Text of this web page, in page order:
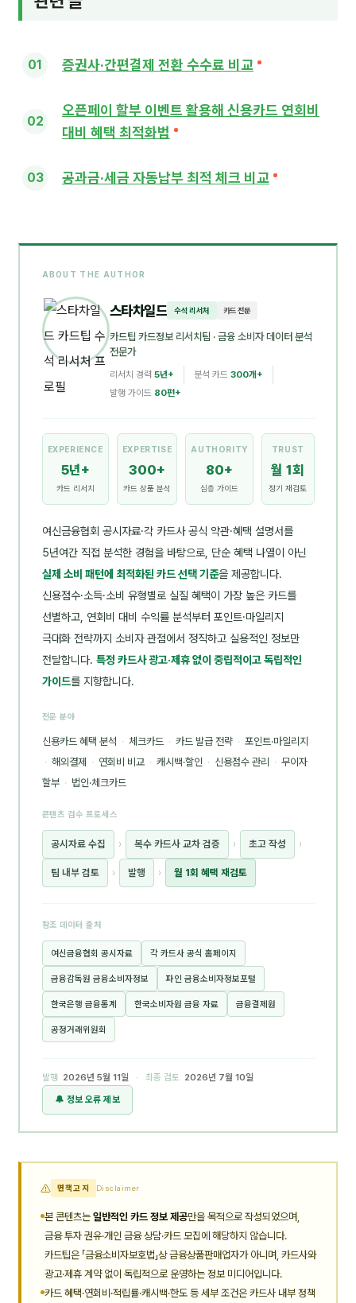
증권사·간편결제 전환 수수료 비교
오픈페이 할부 이벤트 활용해 신용카드 연회비
대비 혜택 최적화법
공과금·세금 자동납부 최적 체크 비교
ABOUT THE AUTHOR
스타차일드 수석 리서처 카드 전문
카드팁 카드정보 리서치팀 · 금융 소비자 데이터 분석
전문가
리서치 경력 5년+ 분석 카드 300개+
발행 가이드 80편+
EXPERIENCE
5년+
카드 리서치
EXPERTISE
300+
카드 상품 분석
AUTHORITY
80+
심층 가이드
TRUST
월 1회
정기 재검토
여신금융협회 공시자료·각 카드사 공식 약관·혜택 설명서를
5년여간 직접 분석한 경험을 바탕으로, 단순 혜택 나열이 아닌
실제 소비 패턴에 최적화된 카드 선택 기준을 제공합니다.
신용점수·소득·소비 유형별로 실질 혜택이 가장 높은 카드를
선별하고, 연회비 대비 수익률 분석부터 포인트·마일리지
극대화 전략까지 소비자 관점에서 정직하고 실용적인 정보만
전달합니다. 특정 카드사 광고·제휴 없이 중립적이고 독립적인
가이드를 지향합니다.
전문 분야
신용카드 혜택 분석 · 체크카드 · 카드 발급 전략 · 포인트·마일리지
· 해외결제 · 연회비 비교 · 캐시백·할인 · 신용점수 관리 · 무이자
할부 · 법인·체크카드
콘텐츠 검수 프로세스
공시자료 수집 › 복수 카드사 교차 검증 › 초고 작성 ›
팀 내부 검토 › 발행 › 월 1회 혜택 재검토
참조 데이터 출처
여신금융협회 공시자료 각 카드사 공식 홈페이지
금융감독원 금융소비자정보 파인 금융소비자정보포털
한국은행 금융통계 한국소비자원 금융 자료 금융결제원
공정거래위원회
발행 2026년 5월 11일 · 최종 검토
2026년 7월 10일
🔔 정보 오류 제보
면책고지 Disclaimer
본 콘텐츠는 일반적인 카드 정보 제공만을 목적으로 작성되었으며,
금융 투자 권유·개인 금융 상담·카드 모집에 해당하지 않습니다.
카드팁은 「금융소비자보호법」상 금융상품판매업자가 아니며, 카드사와
광고·제휴 계약 없이 독립적으로 운영하는 정보 미디어입니다.
카드 혜택·연회비·적립률·캐시백·한도 등 세부 조건은 카드사 내부 정책